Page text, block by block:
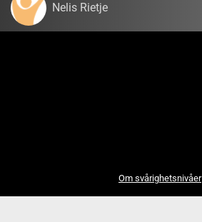
Nelis Rietje
Om svårighetsnivåer